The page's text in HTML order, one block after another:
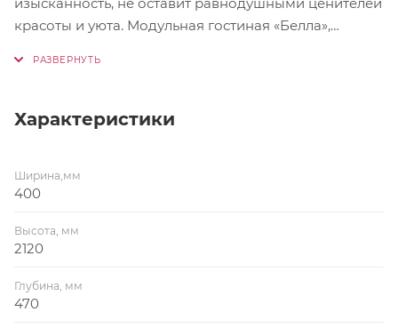
красоты и уюта. Модульная гостиная «Белла»,
облик вашего дома.
Характеристики
Ширина,мм
400
Высота, мм
2120
Глубина, мм
470